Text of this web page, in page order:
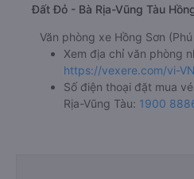
Đất Đỏ - Bà Rịa-Vũng Tàu
Văn phòng xe Hồng Sơn
Xem địa chỉ văn phòng
https://vexere.com/vi-
Số điện thoại đặt mua
Rịa-Vũng Tàu: 1900